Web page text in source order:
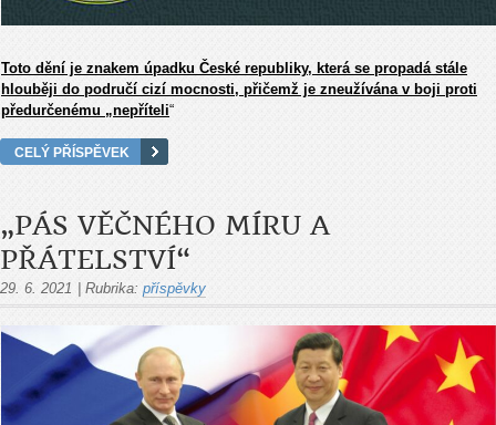
Toto dění je znakem úpadku České republiky, která se propadá stále
hlouběji do područí cizí mocnosti, přičemž je zneužívána v boji proti
předurčenému „nepříteli“
CELÝ PŘÍSPĚVEK
„PÁS VĚČNÉHO MÍRU A
PŘÁTELSTVÍ“
29. 6. 2021 Rubrika: příspěvky